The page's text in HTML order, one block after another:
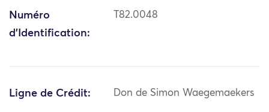
Numéro
d'Identification:
T82.0048
Ligne de Crédit: Don de Simon Waegemaekers